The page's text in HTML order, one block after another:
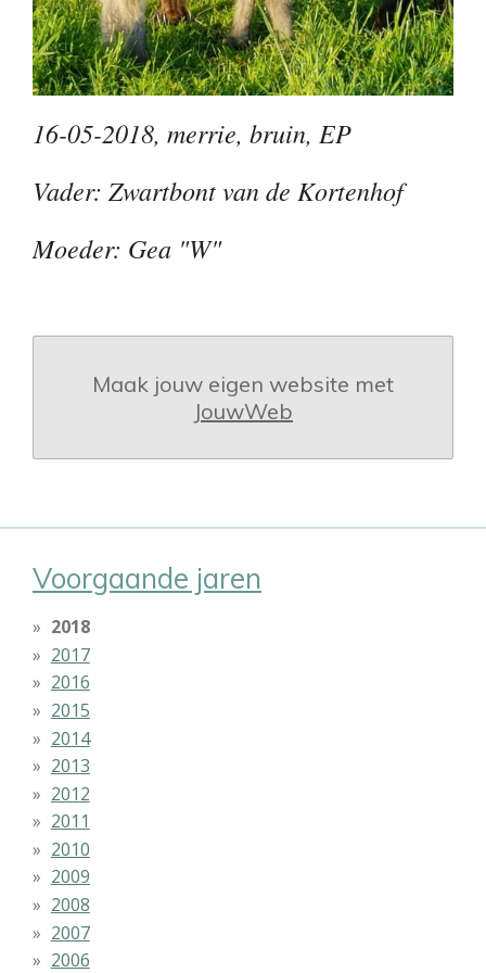
16-05-2018, merrie, bruin, EP
Vader: Zwartbont van de Kortenhof
Moeder: Gea "W"
Maak jouw eigen website met
JouwWeb
Voorgaande jaren
2018
2017
2016
2015
2014
2013
2012
2011
2010
2009
2008
2007
2006